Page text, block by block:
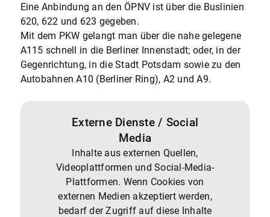
Eine Anbindung an den ÖPNV ist über die Buslinien
620, 622 und 623 gegeben.
Mit dem PKW gelangt man über die nahe gelegene
A115 schnell in die Berliner Innenstadt; oder, in der
Gegenrichtung, in die Stadt Potsdam sowie zu den
Autobahnen A10 (Berliner Ring), A2 und A9.
Externe Dienste / Social
Media
Inhalte aus externen Quellen,
Videoplattformen und Social-Media-
Plattformen. Wenn Cookies von
externen Medien akzeptiert werden,
bedarf der Zugriff auf diese Inhalte